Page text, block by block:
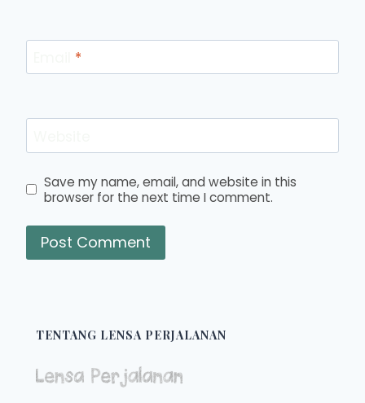
*
Save my name, email, and website in this
browser for the next time I comment.
TENTANG LENSA PERJALANAN